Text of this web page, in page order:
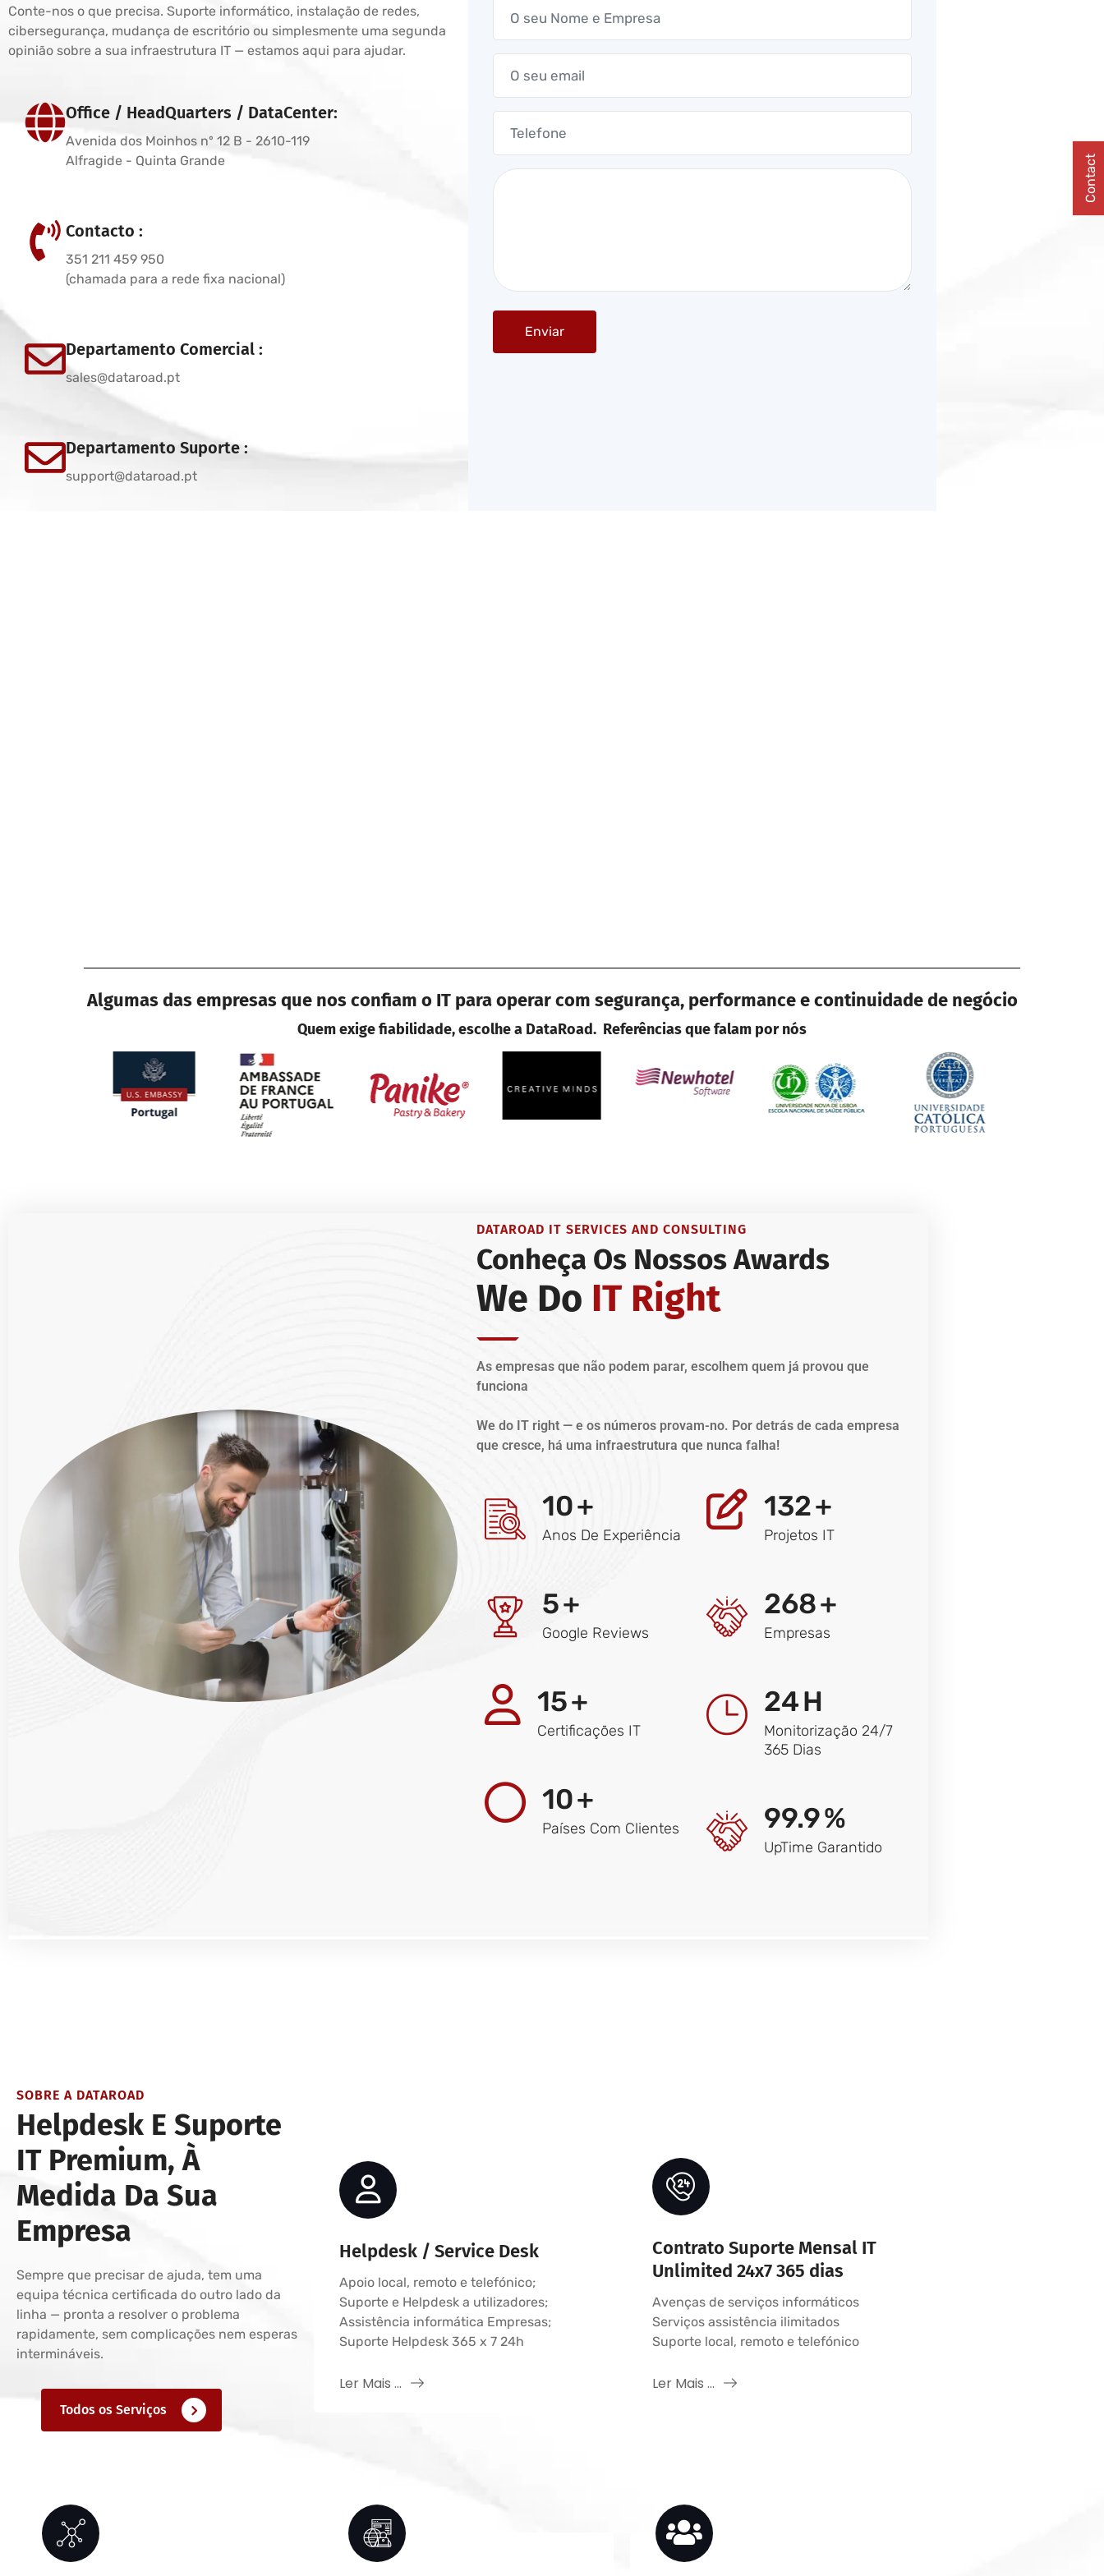
Conte-nos o que precisa. Suporte informático, instalação de redes,
cibersegurança, mudança de escritório ou simplesmente uma segunda
opinião sobre a sua infraestrutura IT — estamos aqui para ajudar.
Office / HeadQuarters / DataCenter:
Avenida dos Moinhos nº 12 B - 2610-119
Alfragide - Quinta Grande
Contacto :
351 211 459 950
(chamada para a rede fixa nacional)
Departamento Comercial :
sales@dataroad.pt
Departamento Suporte :
support@dataroad.pt
Algumas das empresas que nos confiam o IT para operar com segurança, performance e continuidade de negócio
Quem exige fiabilidade, escolhe a DataRoad. Referências que falam por nós
DATAROAD IT SERVICES AND CONSULTING
Conheça Os Nossos Awards
We Do IT Right
As empresas que não podem parar, escolhem quem já provou que
funciona
We do IT right — e os números provam-no. Por detrás de cada empresa
que cresce, há uma infraestrutura que nunca falha!
10+
Anos De Experiência
5+
Google Reviews
15+
Certificações IT
10+
Países Com Clientes
132+
Projetos IT
268+
Empresas
24H
Monitorização 24/7
365 Dias
99.9%
UpTime Garantido
SOBRE A DATAROAD
Helpdesk E Suporte
IT Premium, À
Medida Da Sua
Empresa
Sempre que precisar de ajuda, tem uma
equipa técnica certificada do outro lado da
linha — pronta a resolver o problema
rapidamente, sem complicações nem esperas
intermináveis.
Todos os Serviços
Helpdesk / Service Desk
Apoio local, remoto e telefónico;
Suporte e Helpdesk a utilizadores;
Assistência informática Empresas;
Suporte Helpdesk 365 x 7 24h
Ler Mais ...
Contrato Suporte Mensal IT
Unlimited 24x7 365 dias
Avenças de serviços informáticos
Serviços assistência ilimitados
Suporte local, remoto e telefónico
Ler Mais ...
Contact